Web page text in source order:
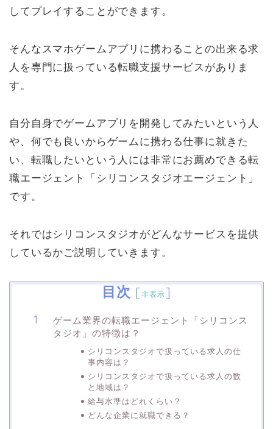
してプレイすることができます。
そんなスマホゲームアプリに携わることの出来る求
人を専門に扱っている転職支援サービスがありま
す。
自分自身でゲームアプリを開発してみたいという人
や、何でも良いからゲームに携わる仕事に就きた
い、転職したいという人には非常にお薦めできる転
職エージェント「シリコンスタジオエージェント」
です。
それではシリコンスタジオがどんなサービスを提供
しているかご説明していきます。
目次 [非表示]
ゲーム業界の転職エージェント「シリコンス
タジオ」の特徴は？
シリコンスタジオで扱っている求人の仕
事内容は？
シリコンスタジオで扱っている求人の数
と地域は？
給与水準はどれくらい？
どんな企業に就職できる？